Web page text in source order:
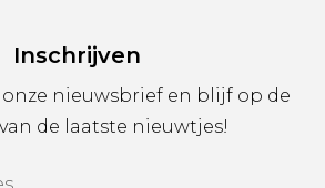
Inschrijven
nieuwsbrief en blijf op de
de laatste nieuwtjes!